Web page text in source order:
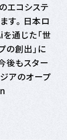
エコシステ
す。日本ロ
通じた「世
の創出」に
後もスター
アのオープ